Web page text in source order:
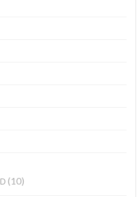
(10)